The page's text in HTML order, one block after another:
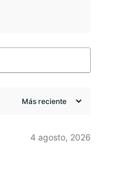
4 agosto, 2026